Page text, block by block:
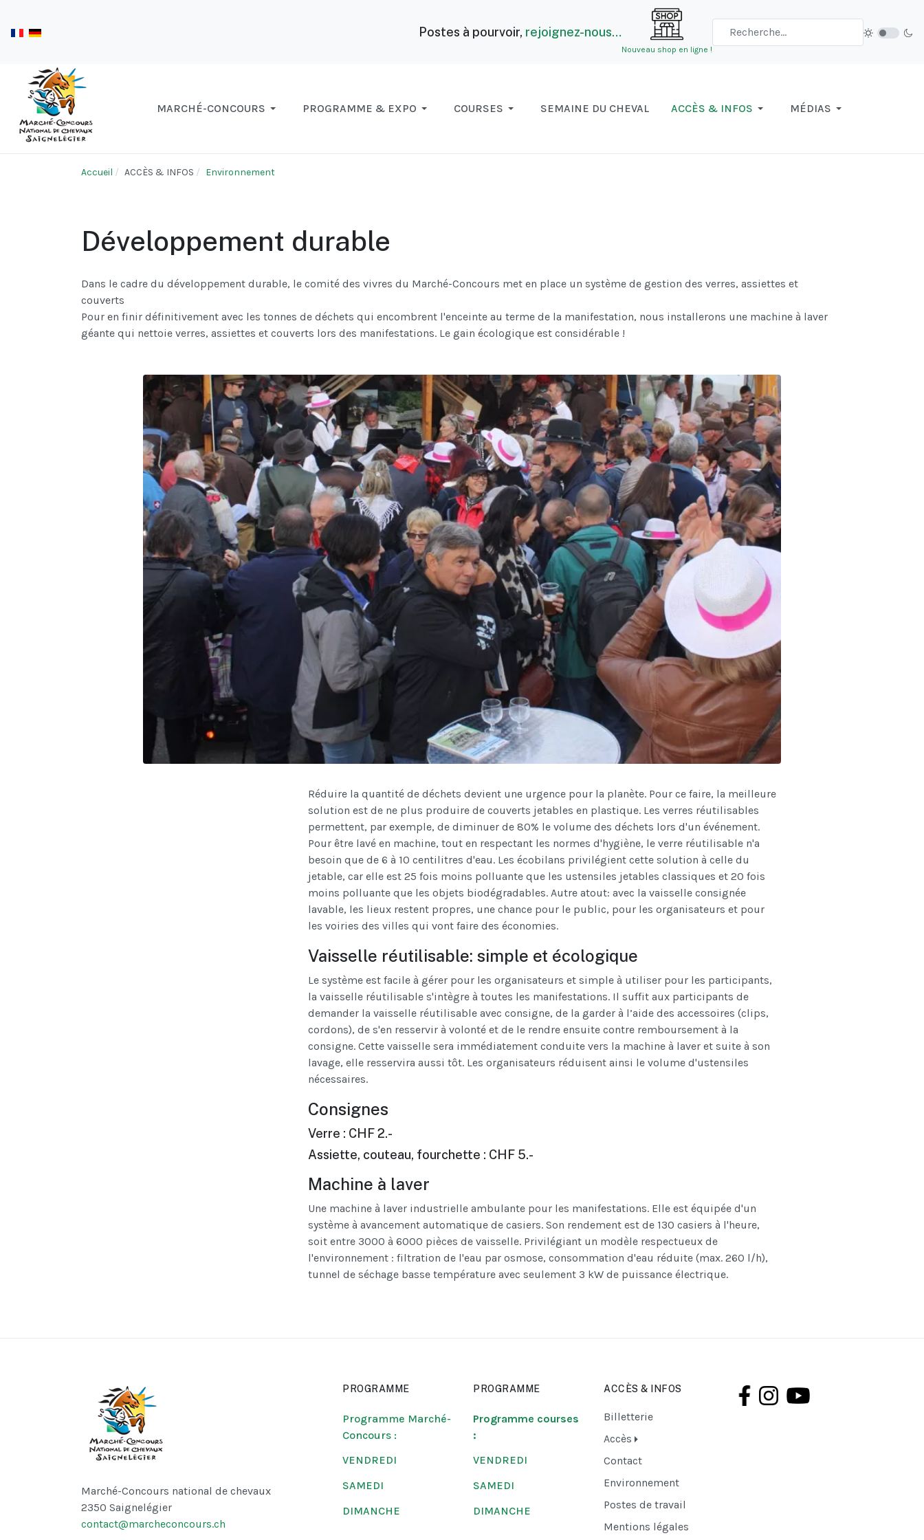
Postes à pourvoir, rejoignez-nous…
Nouveau shop en ligne !
MARCHÉ-CONCOURS PROGRAMME & EXPO COURSES SEMAINE DU CHEVAL ACCÈS & INFOS MÉDIAS
Accueil ACCÈS & INFOS Environnement
Développement durable
Dans le cadre du développement durable, le comité des vivres du Marché-Concours met en place un système de gestion des verres, assiettes et
couverts
Pour en finir définitivement avec les tonnes de déchets qui encombrent l'enceinte au terme de la manifestation, nous installerons une machine à laver
géante qui nettoie verres, assiettes et couverts lors des manifestations. Le gain écologique est considérable !
Réduire la quantité de déchets devient une urgence pour la planète. Pour ce faire, la meilleure
solution est de ne plus produire de couverts jetables en plastique. Les verres réutilisables
permettent, par exemple, de diminuer de 80% le volume des déchets lors d'un événement.
Pour être lavé en machine, tout en respectant les normes d'hygiène, le verre réutilisable n'a
besoin que de 6 à 10 centilitres d'eau. Les écobilans privilégient cette solution à celle du
jetable, car elle est 25 fois moins polluante que les ustensiles jetables classiques et 20 fois
moins polluante que les objets biodégradables. Autre atout: avec la vaisselle consignée
lavable, les lieux restent propres, une chance pour le public, pour les organisateurs et pour
les voiries des villes qui vont faire des économies.
Vaisselle réutilisable: simple et écologique
Le système est facile à gérer pour les organisateurs et simple à utiliser pour les participants,
la vaisselle réutilisable s'intègre à toutes les manifestations. Il suffit aux participants de
demander la vaisselle réutilisable avec consigne, de la garder à l’aide des accessoires (clips,
cordons), de s'en resservir à volonté et de le rendre ensuite contre remboursement à la
consigne. Cette vaisselle sera immédiatement conduite vers la machine à laver et suite à son
lavage, elle resservira aussi tôt. Les organisateurs réduisent ainsi le volume d'ustensiles
nécessaires.
Consignes
Verre : CHF 2.-
Assiette, couteau, fourchette : CHF 5.-
Machine à laver
Une machine à laver industrielle ambulante pour les manifestations. Elle est équipée d'un
système à avancement automatique de casiers. Son rendement est de 130 casiers à l'heure,
soit entre 3000 à 6000 pièces de vaisselle. Privilégiant un modèle respectueux de
l'environnement : filtration de l'eau par osmose, consommation d'eau réduite (max. 260 l/h),
tunnel de séchage basse température avec seulement 3 kW de puissance électrique.
Marché-Concours national de chevaux
2350 Saignelégier
contact@marcheconcours.ch
PROGRAMME
Programme Marché-
Concours :
VENDREDI
SAMEDI
DIMANCHE
PROGRAMME
Programme courses
:
VENDREDI
SAMEDI
DIMANCHE
ACCÈS & INFOS
Billetterie
Accès
Contact
Environnement
Postes de travail
Mentions légales